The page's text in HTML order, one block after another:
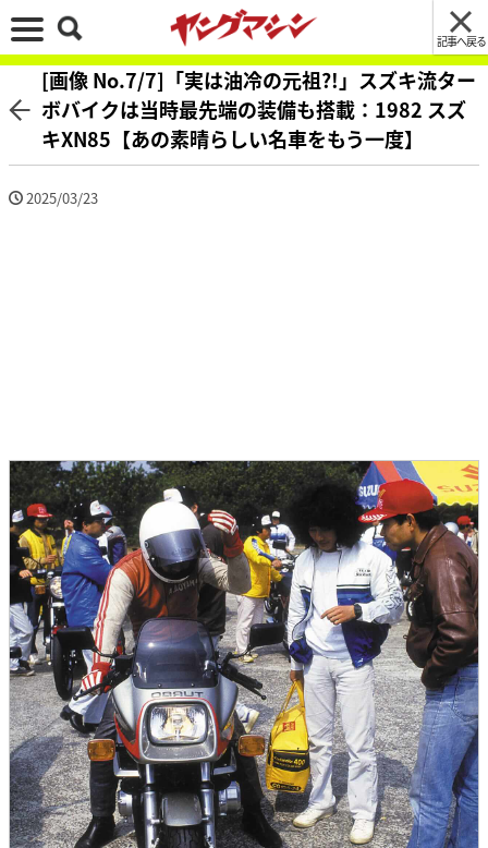
記事へ戻る
[画像 No.7/7]「実は油冷の元祖?!」スズキ流ター
ボバイクは当時最先端の装備も搭載：1982 スズ
キXN85【あの素晴らしい名車をもう一度】
2025/03/23